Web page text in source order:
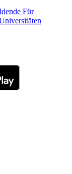
Für